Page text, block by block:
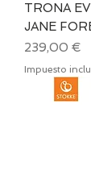
TRONA
JANE
Precio
239,00 €
Impuesto